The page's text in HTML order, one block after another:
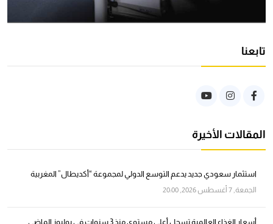
تابعنا
المقالات الأخيرة
استثمار سعودي جديد يدعم التوسع الدولي لمجموعة “أكديطال” المغربية
الجمعة, 7 أغسطس 2026, 20:00
أسعار الغذاء العالمية تسجل أعلى مستوى منذ 3 سنوات في يوليوز الماضي